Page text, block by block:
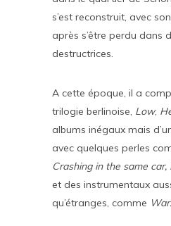
s’est reconstruit, avec
après s’être perdu dans
destructrices.
A cette époque, il a
trilogie berlinoise, Low,
albums inégaux mais
avec quelques perles
Crashing in the same car,
et des instrumentaux
qu’étranges, comme